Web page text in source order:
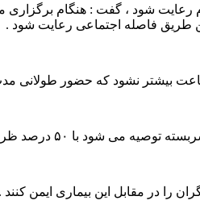
رعایت شود ، گفت : هنگام
طریق فاصله اجتماعی رعایت شود .
برای عزاداری استفاده شود .
را در مقابل این بیماری ایمن کنند .